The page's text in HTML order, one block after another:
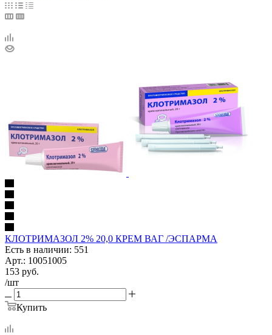
КЛОТРИМАЗОЛ 2% 20,0 КРЕМ ВАГ /ЭСПАРМА
Есть в наличии: 551
Арт.: 10051005
153 руб.
/шт
Купить